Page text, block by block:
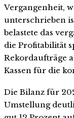
Vergangenheit,
unterschrieben
belastete das
die Profitabilität
Rekordaufträge
Kassen für die
Die Bilanz für
Umstellung